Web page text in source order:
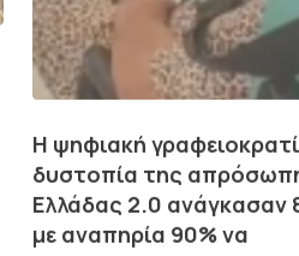
Η ψηφιακή
δυστοπία της
Ελλάδας 2.0 ανάγκασαν
με αναπηρία 90% να